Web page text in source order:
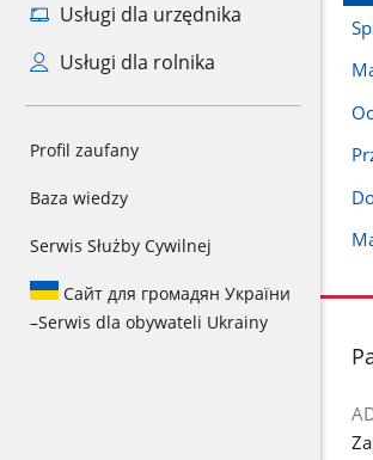
Usługi dla urzędnika
Usługi dla rolnika
Profil zaufany
Baza wiedzy
Serwis Służby Cywilnej
Сайт для громадян України
–Serwis dla obywateli Ukrainy